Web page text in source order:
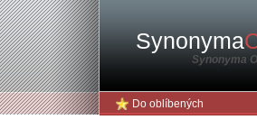
Synonyma
Synonyma
Do oblíbených